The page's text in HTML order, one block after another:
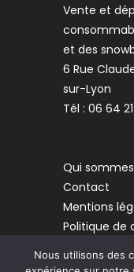
Vente et
et des
6 Rue
sur-Lyon
Tél : 06 64
Qui
Contact
Mentions
Politique de
Nous utilisons des